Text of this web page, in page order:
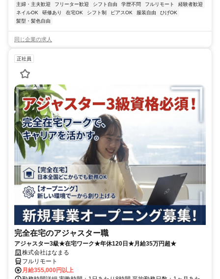
主婦・主夫歓迎 フリーター歓迎 シフト自由 学歴不問 フルリモート
経験者歓迎
ネイルOK
研修あり 在宅OK シフト制 ピアスOK 服装自由
ひげOK
髪型・髪色自由
同じ企業の求人
正社員
完全在宅のアジャスター職
アジャスター3級★在宅ワーク★年休120日★月給35万円超★
株式会社はなまる
フルリモート
月給355,000円以上